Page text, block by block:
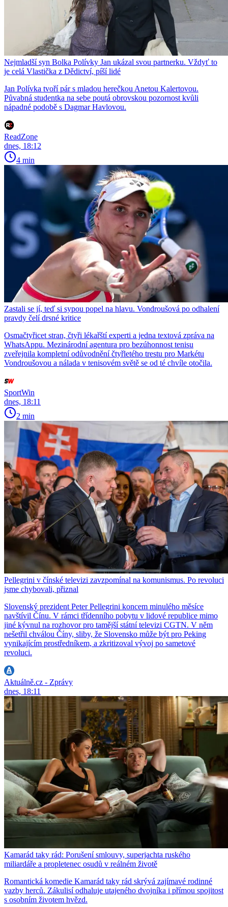
Nejmladší syn Bolka Polívky Jan ukázal svou partnerku. Vždyť to
je celá Vlastička z Dědictví, píší lidé
Jan Polívka tvoří pár s mladou herečkou Anetou Kalertovou.
Půvabná studentka na sebe poutá obrovskou pozornost kvůli
nápadné podobě s Dagmar Havlovou.
ReadZone
dnes, 18:12
4 min
Zastali se jí, teď si sypou popel na hlavu. Vondroušová po odhalení
pravdy čelí drsné kritice
Osmačtyřicet stran, čtyři lékařští experti a jedna textová zpráva na
WhatsAppu. Mezinárodní agentura pro bezúhonnost tenisu
zveřejnila kompletní odůvodnění čtyřletého trestu pro Markétu
Vondroušovou a nálada v tenisovém světě se od té chvíle otočila.
SportWin
dnes, 18:11
2 min
Pellegrini v čínské televizi zavzpomínal na komunismus. Po revoluci
jsme chybovali, přiznal
Slovenský prezident Peter Pellegrini koncem minulého měsíce
navštívil Čínu. V rámci třídenního pobytu v lidové republice mimo
jiné kývnul na rozhovor pro tamější státní televizi CGTN. V něm
nešetřil chválou Číny, sliby, že Slovensko může být pro Peking
vynikajícím prostředníkem, a zkritizoval vývoj po sametové
revoluci.
Aktuálně.cz - Zprávy
dnes, 18:11
Kamarád taky rád: Porušení smlouvy, superjachta ruského
miliardáře a propletenec osudů v reálném životě
Romantická komedie Kamarád taky rád skrývá zajímavé rodinné
vazby herců. Zákulisí odhaluje utajeného dvojníka i přímou spojitost
s osobním životem hvězd.